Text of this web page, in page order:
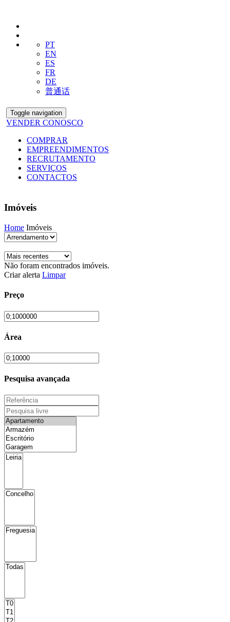
PT
EN
ES
FR
DE
普通话
Toggle navigation
VENDER CONOSCO
COMPRAR
EMPREENDIMENTOS
RECRUTAMENTO
SERVIÇOS
CONTACTOS
Imóveis
Home Imóveis
Não foram encontrados imóveis.
Criar alerta Limpar
Preço
Área
Pesquisa avançada